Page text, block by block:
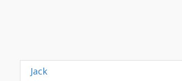
Jack